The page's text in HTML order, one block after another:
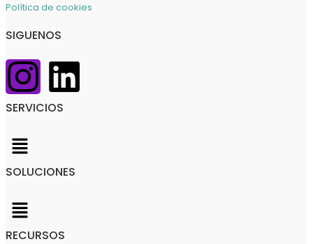
Política de cookies
SIGUENOS
SERVICIOS
SOLUCIONES
RECURSOS